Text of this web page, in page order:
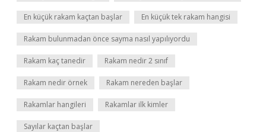
En küçük rakam kaçtan başlar En küçük tek rakam hangisi
Rakam bulunmadan önce sayma nasıl yapılıyordu
Rakam kaç tanedir Rakam nedir 2 sınıf
Rakam nedir örnek Rakam nereden başlar
Rakamlar hangileri Rakamlar ilk kimler
Sayılar kaçtan başlar